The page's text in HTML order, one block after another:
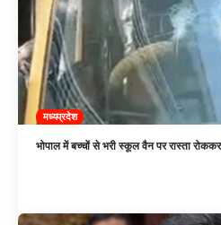
मध्यप्रदेश
भोपाल में बच्चों से भरी स्कूल वैन पर रास्ता